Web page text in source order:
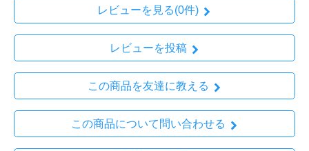
レビューを見る(0件)
レビューを投稿
この商品を友達に教える
この商品について問い合わせる